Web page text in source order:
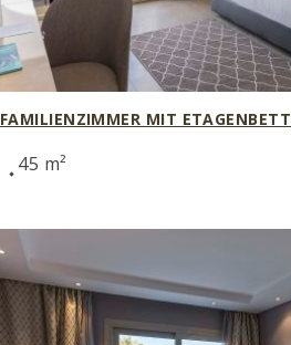
FAMILIENZIMMER MIT ETAGENBETT
45 m²